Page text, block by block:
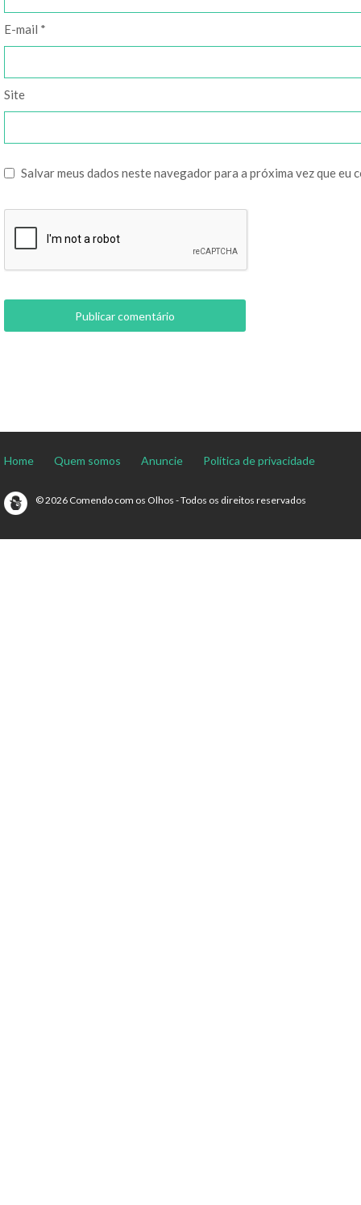
E-mail *
Site
Salvar meus dados neste navegador para a próxima vez que eu
Home Quem somos Anuncie Política de privacidade
© 2026 Comendo com os Olhos - Todos os direitos reservados